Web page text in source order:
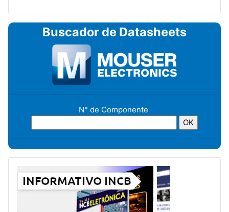
Buscador de Datasheets
N° de Componente